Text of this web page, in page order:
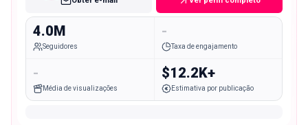
4.0M
Seguidores
-
Taxa de engajamento
-
Média de visualizações
$12.2K+
Estimativa por publicação